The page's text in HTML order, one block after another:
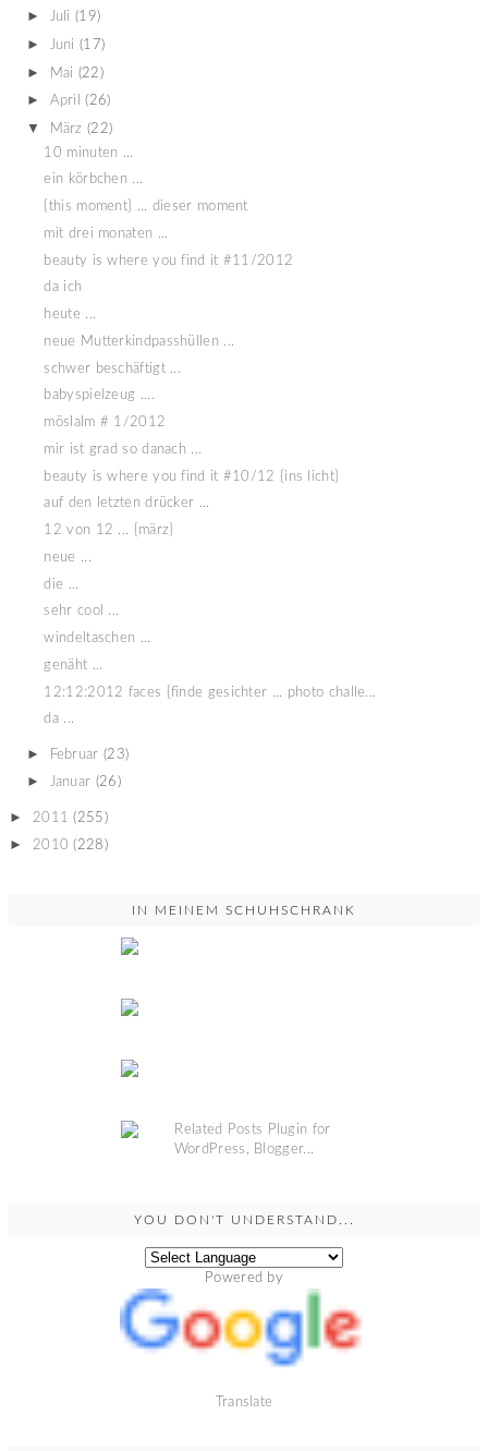
► Juli (19)
► Juni (17)
► Mai (22)
► April (26)
▼ März (22)
10 minuten ...
ein körbchen ...
{this moment} ... dieser moment
mit drei monaten ...
beauty is where you find it #11/2012
da ich
heute ...
neue Mutterkindpasshüllen ...
schwer beschäftigt ...
babyspielzeug ....
möslalm # 1/2012
mir ist grad so danach ...
beauty is where you find it #10/12 {ins licht}
auf den letzten drücker ...
12 von 12 ... {märz}
neue ...
die ...
sehr cool ...
windeltaschen ...
genäht ...
12:12:2012 faces {finde gesichter ... photo challe...
da ...
► Februar (23)
► Januar (26)
► 2011 (255)
► 2010 (228)
IN MEINEM SCHUHSCHRANK
YOU DON'T UNDERSTAND...
Powered by
Translate